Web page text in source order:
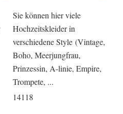
Sie können hier viele
Hochzeitskleider in
verschiedene Style (Vintage,
Boho, Meerjungfrau,
Prinzessin, A-linie, Empire,
Trompete, ...
14118